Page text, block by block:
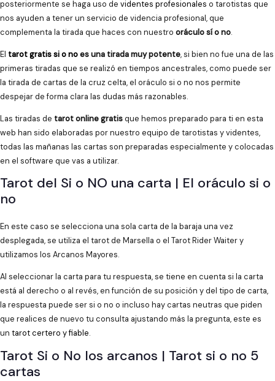
posteriormente se haga uso de videntes profesionales o tarotistas que
nos ayuden a tener un servicio de videncia profesional, que
complementa la tirada que haces con nuestro oráculo sí o no.
El tarot gratis si o noes una tirada muy potente, si bien no fue una de las
primeras tiradas que se realizó en tiempos ancestrales, como puede ser
la tirada de cartas de la cruz celta, el oráculo si o no nos permite
despejar de forma clara las dudas más razonables.
Las tiradas de tarot online gratisque hemos preparado para ti en esta
web han sido elaboradas por nuestro equipo de tarotistas y videntes,
todas las mañanas las cartas son preparadas especialmente y colocadas
en el software que vas a utilizar.
Tarot del Si o NO una carta | El oráculo si o
no
En este caso se selecciona una sola carta de la baraja una vez
desplegada, se utiliza el tarot de Marsella o el Tarot Rider Waiter y
utilizamos los Arcanos Mayores.
Al seleccionar la carta para tu respuesta, se tiene en cuenta si la carta
está al derecho o al revés, en función de su posición y del tipo de carta,
la respuesta puede ser si o no o incluso hay cartas neutras que piden
que realices de nuevo tu consulta ajustando más la pregunta, este es
un tarot certero y fiable.
Tarot Si o No los arcanos | Tarot si o no 5
cartas